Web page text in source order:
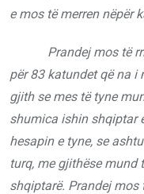
e mos të merren nëpër
Prandej mos të rrim
për 83 katundet që na i
gjith se mes të tyne
shumica ishin shqiptar
hesapin e tyne, se
turq, me gjithëse mund
shqiptarë. Prandej mos